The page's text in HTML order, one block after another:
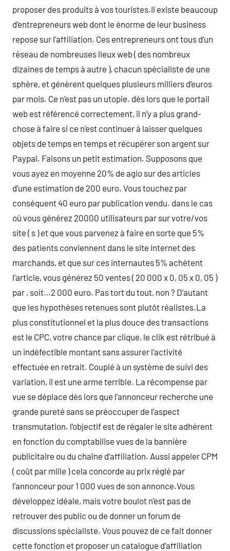
proposer des produits à vos touristes.Il existe beaucoup
d’entrepreneurs web dont le énorme de leur business
repose sur l’affiliation. Ces entrepreneurs ont tous d’un
réseau de nombreuses lieux web ( des nombreux
dizaines de temps à autre ), chacun spécialiste de une
sphère, et génèrent quelques plusieurs milliers d’euros
par mois. Ce n’est pas un utopie. dès lors que le portail
web est référencé correctement, il n’y a plus grand-
chose à faire si ce n’est continuer à laisser quelques
objets de temps en temps et récupérer son argent sur
Paypal. Faisons un petit estimation. Supposons que
vous ayez en moyenne 20% de agio sur des articles
d’une estimation de 200 euro. Vous touchez par
conséquent 40 euro par publication vendu. dans le cas
où vous générez 20000 utilisateurs par sur votre/vos
site ( s ) et que vous parvenez à faire en sorte que 5%
des patients conviennent dans le site internet des
marchands, et que sur ces internautes 5% achètent
l’article, vous générez 50 ventes ( 20 000 x 0, 05 x 0, 05 )
par , soit…2 000 euro. Pas tort du tout, non ? D’autant
que les hypothèses retenues sont plutôt réalistes.La
plus constitutionnel et la plus douce des transactions
est le CPC, votre chance par clique, le clik est rétribué à
un indéfectible montant sans assurer l’activité
effectuée en retrait. Couplé à un système de suivi des
variation, il est une arme terrible. La récompense par
vue se déplace dès lors que l’annonceur recherche une
grande pureté sans se préoccuper de l’aspect
transmutation. l’objectif est de régaler le site adhérent
en fonction du comptabilise vues de la bannière
publicitaire ou du chaîne d’affiliation. Aussi appeler CPM
( coût par mille ) cela concorde au prix réglé par
l’annonceur pour 1 000 vues de son annonce.Vous
développez idéale, mais votre boulot n’est pas de
retrouver des public ou de donner un forum de
discussions spécialiste. Vous pouvez de ce fait donner
cette fonction et proposer un catalogue d’affiliation